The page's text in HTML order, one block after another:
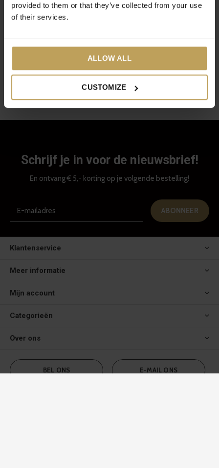
provided to them or that they’ve collected from your use
of their services.
ALLOW ALL
CUSTOMIZE
Gember is ongelooflijk gezond. Het wordt al 5000 jaar gebruikt om
iedereen dat wel. Een kopje gemberthee is dus een prima start van
de dag. Toch is het goed om bewust om te gaan met gember en er
niet te veel van te nemen. We vertellen je er alles over in deze blog.
Schrijf je in voor de nieuwsbrief!
En ontvang € 5,- korting op je volgende bestelling!
ABONNEER
Klantenservice
Meer informatie
Mijn account
Categorieën
Over ons
BEL ONS E-MAIL ONS